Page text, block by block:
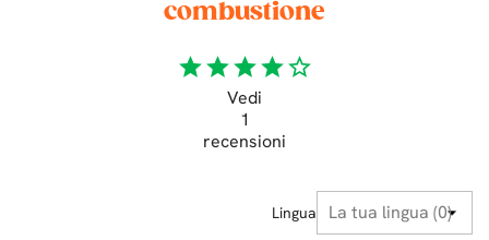
combustione
starstarstarstarstar_border
Vedi
1
recensioni
Lingua